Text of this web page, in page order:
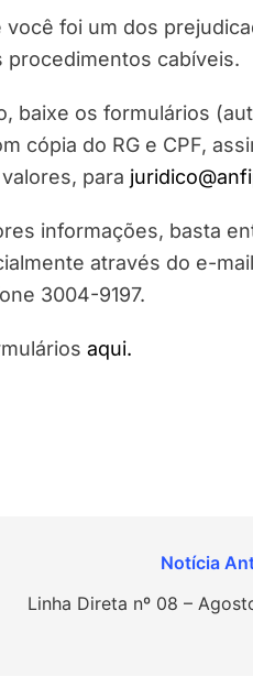
você foi um dos
procedimentos cabíveis.
baixe os formulários
cópia do RG e CPF,
para
informações, basta
através do e-mail
3004-9197.
aqui.
Linha Direta nº 08 –